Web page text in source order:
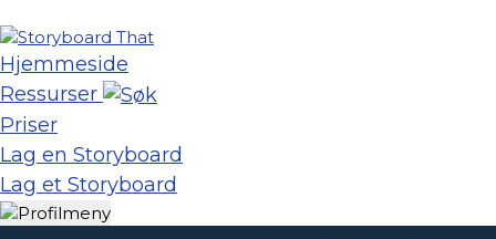
Hjemmeside
Ressurser
Priser
Lag en Storyboard
Lag et Storyboard